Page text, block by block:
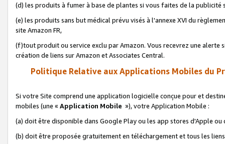
(d) les produits à fumer à base de plantes si vous faites de la publicité
(e) les produits sans but médical prévu visés à l'annexe XVI du
site Amazon FR,
(f)tout produit ou service exclu par Amazon. Vous recevrez une alerte
création de liens sur Amazon et Associates Central.
Politique Relative aux Applications Mobiles du
Si votre Site comprend une application logicielle conçue pour et
mobiles (une « Application Mobile »), votre Application Mobile :
(a) doit être disponible dans Google Play ou les app stores d'Apple ou
(b) doit être proposée gratuitement en téléchargement et tous les